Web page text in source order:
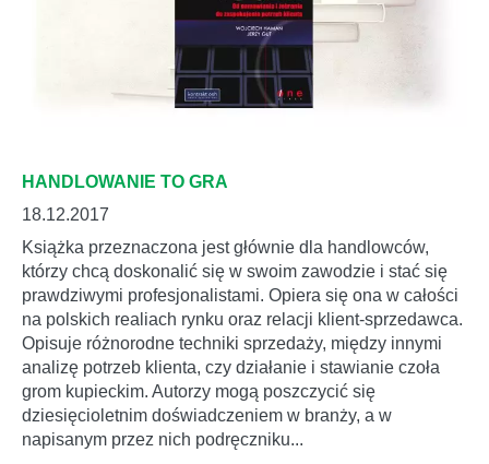
HANDLOWANIE TO GRA
18.12.2017
Książka przeznaczona jest głównie dla handlowców,
którzy chcą doskonalić się w swoim zawodzie i stać się
prawdziwymi profesjonalistami. Opiera się ona w całości
na polskich realiach rynku oraz relacji klient-sprzedawca.
Opisuje różnorodne techniki sprzedaży, między innymi
analizę potrzeb klienta, czy działanie i stawianie czoła
grom kupieckim. Autorzy mogą poszczycić się
dziesięcioletnim doświadczeniem w branży, a w
napisanym przez nich podręczniku...